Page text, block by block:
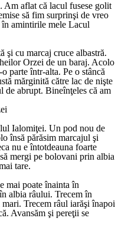
Am aflat că lacul fusese golit
să fim surprinşi de vreo
amintirile mele Lacul
şi cu marcaj cruce albastră.
Orzei de un baraj. Acolo
parte într-alta. Pe o stâncă
mărginită către lac de nişte
de abrupt. Bineînţeles că am
Ialomiţei. Un pod nou de
însă părăsim marcajul şi
nu e întotdeauna foarte
mergi pe bolovani prin albia
tare.
mai poate înainta în
albia râului. Trecem în
Trecem râul iarăşi înapoi
Avansăm şi pereţii se